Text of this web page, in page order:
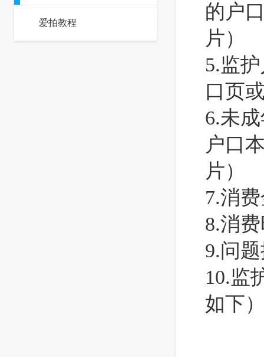
爱拍教程
的户
片）
5.监
口页
6.未
户口
片）
7.消
8.消
9.问
10.监
如下